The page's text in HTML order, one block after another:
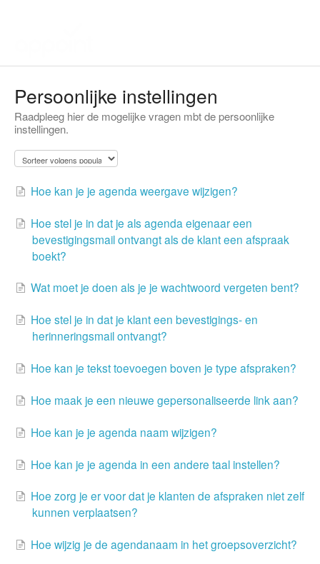
Persoonlijke instellingen
Raadpleeg hier de mogelijke vragen mbt de persoonlijke
instellingen.
Hoe kan je je agenda weergave wijzigen?
Hoe stel je in dat je als agenda eigenaar een
bevestigingsmail ontvangt als de klant een afspraak
boekt?
Wat moet je doen als je je wachtwoord vergeten bent?
Hoe stel je in dat je klant een bevestigings- en
herinneringsmail ontvangt?
Hoe kan je tekst toevoegen boven je type afspraken?
Hoe maak je een nieuwe gepersonaliseerde link aan?
Hoe kan je je agenda naam wijzigen?
Hoe kan je je agenda in een andere taal instellen?
Hoe zorg je er voor dat je klanten de afspraken niet zelf
kunnen verplaatsen?
Hoe wijzig je de agendanaam in het groepsoverzicht?